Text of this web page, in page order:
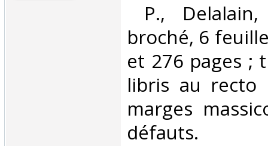
P.,
broché, 6
et 276 pages ;
libris au
marges
défauts. ‎